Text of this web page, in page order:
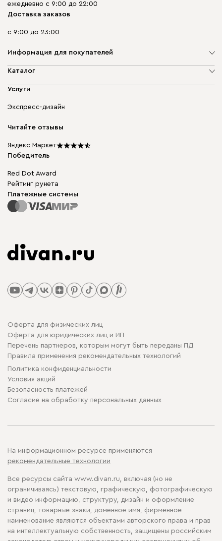
ежедневно с 9:00 до 22:00
Доставка заказов
с 9:00 до 23:00
Информация для покупателей
О компании
Доставка и оплата
диван.клуб
Карьера
Подарочные сертификаты
Мы в прессе
Каталог
Мягкая мебель
Бескаркасная мебель
Столы и стулья
Услуги
Экспресс-дизайн
Читайте отзывы
Яндекс Маркет
Победитель
Red Dot Award
Рейтинг рунета
Платежные системы
Оферта для физических лиц
Оферта для юридических лиц и ИП
Перечень партнеров, которым могут быть переданы ПД
Правила применения рекомендательных технологий
Политика конфиденциальности
Условия акций
Безопасность платежей
Cогласие на обработку персональных данных
На информационном ресурсе применяются
рекомендательные технологии
Все ресурсы сайта www.divan.ru, включая (но не
ограничиваясь) текстовую, графическую, фотографическую
и видео информацию, структуру, дизайн и оформление
страниц, товарные знаки, доменное имя, фирменное
наименование являются объектами авторского права и прав
на интеллектуальную собственность, защищены российским